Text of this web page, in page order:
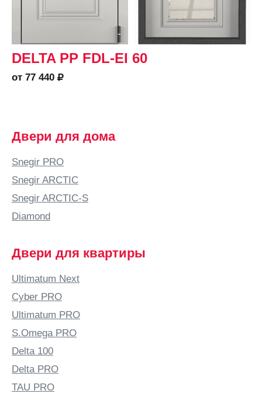
DELTA PP FDL-EI 60
от 77 440
Двери для дома
Snegir PRO
Snegir ARCTIC
Snegir ARCTIC-S
Diamond
Двери для квартиры
Ultimatum Next
Cyber PRO
Ultimatum PRO
S.Omega PRO
Delta 100
Delta PRO
TAU PRO